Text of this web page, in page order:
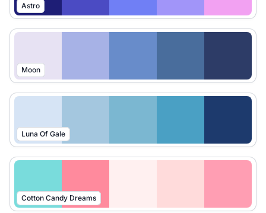
Astro
Moon
Luna Of Gale
Cotton Candy Dreams